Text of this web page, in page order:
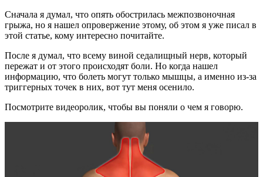
Сначала я думал, что опять обострилась межпозвоночная
грыжа, но я нашел опровержение этому, об этом я уже писал в
этой статье, кому интересно почитайте.
После я думал, что всему виной седалищный нерв, который
пережат и от этого происходят боли. Но когда нашел
информацию, что болеть могут только мышцы, а именно из-за
триггерных точек в них, вот тут меня осенило.
Посмотрите видеоролик, чтобы вы поняли о чем я говорю.